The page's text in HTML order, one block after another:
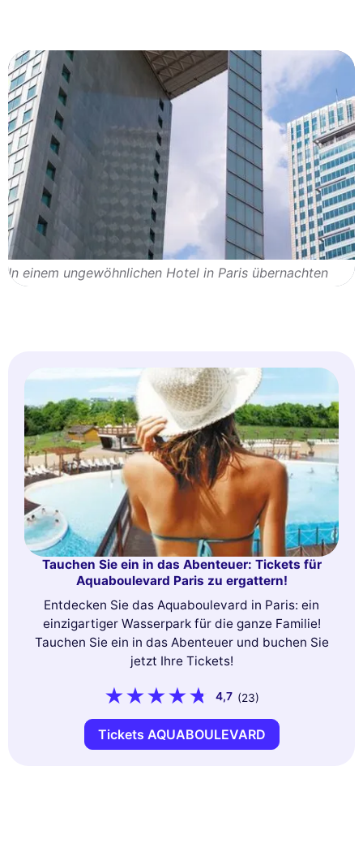
In einem ungewöhnlichen Hotel in Paris übernachten
Tauchen Sie ein in das Abenteuer: Tickets für
Aquaboulevard Paris zu ergattern!
Entdecken Sie das Aquaboulevard in Paris: ein
einzigartiger Wasserpark für die ganze Familie!
Tauchen Sie ein in das Abenteuer und buchen Sie
jetzt Ihre Tickets!
4,7 (23)
Tickets AQUABOULEVARD